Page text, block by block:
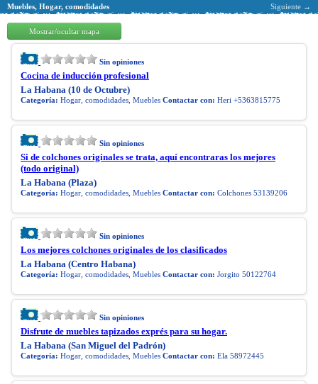
Muebles, Hogar, comodidades Siguiente →
Mostrar/ocultar mapa
Sin opiniones
Cocina de inducción profesional
La Habana (10 de Octubre)
Categoría: Hogar, comodidades, Muebles Contactar con: Heri +5363815775
Sin opiniones
Si de colchones originales se trata, aquí encontraras los mejores
(todo original)
La Habana (Plaza)
Categoría: Hogar, comodidades, Muebles Contactar con: Colchones 53139206
Sin opiniones
Los mejores colchones originales de los clasificados
La Habana (Centro Habana)
Categoría: Hogar, comodidades, Muebles Contactar con: Jorgito 50122764
Sin opiniones
Disfrute de muebles tapizados exprés para su hogar.
La Habana (San Miguel del Padrón)
Categoría: Hogar, comodidades, Muebles Contactar con: Ela 58972445